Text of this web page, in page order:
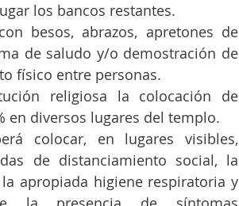
los bancos restantes.
besos, abrazos, apretones de
de saludo y/o demostración de
físico entre personas.
religiosa la colocación de
en diversos lugares del templo.
colocar, en lugares visibles,
de distanciamiento social, la
apropiada higiene respiratoria y